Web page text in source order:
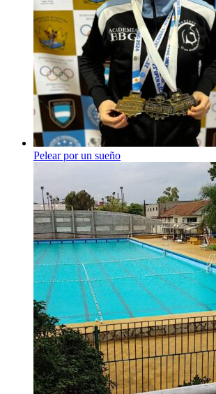
Pelear por un sueño